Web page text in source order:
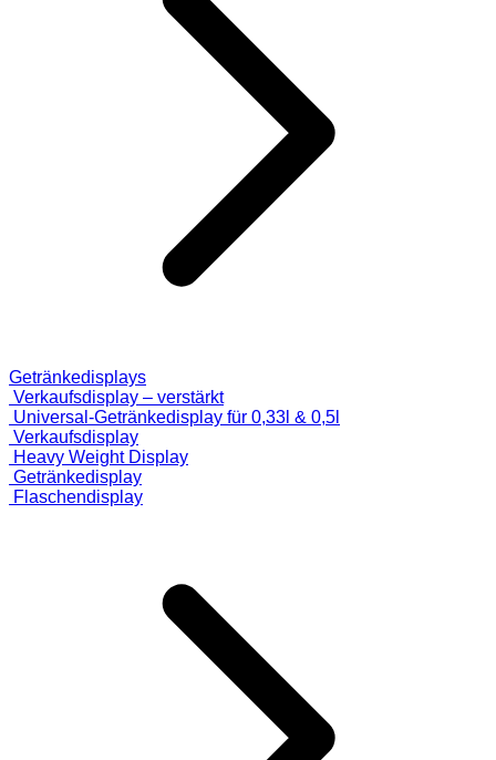
Getränkedisplays
Verkaufsdisplay – verstärkt
Universal-Getränkedisplay für 0,33l & 0,5l
Verkaufsdisplay
Heavy Weight Display
Getränkedisplay
Flaschendisplay